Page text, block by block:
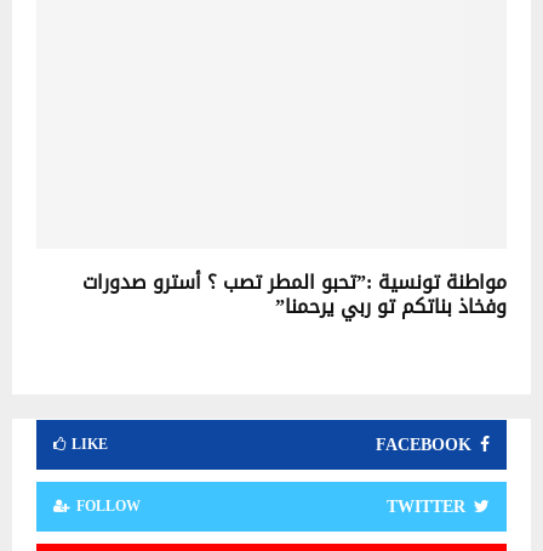
مواطنة تونسية :”تحبو المطر تصب ؟ أسترو صدورات
وفخاذ بناتكم تو ربي يرحمنا”
FACEBOOK
LIKE
TWITTER
FOLLOW